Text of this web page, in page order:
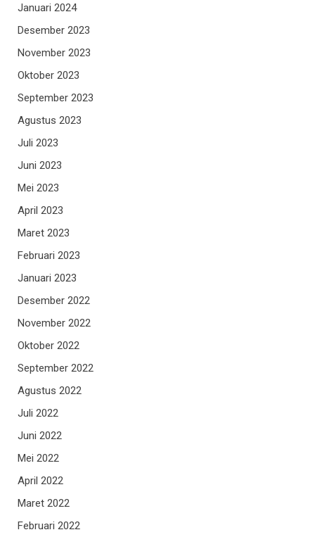
Januari 2024
Desember 2023
November 2023
Oktober 2023
September 2023
Agustus 2023
Juli 2023
Juni 2023
Mei 2023
April 2023
Maret 2023
Februari 2023
Januari 2023
Desember 2022
November 2022
Oktober 2022
September 2022
Agustus 2022
Juli 2022
Juni 2022
Mei 2022
April 2022
Maret 2022
Februari 2022